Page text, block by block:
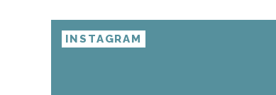
INSTAGRAM